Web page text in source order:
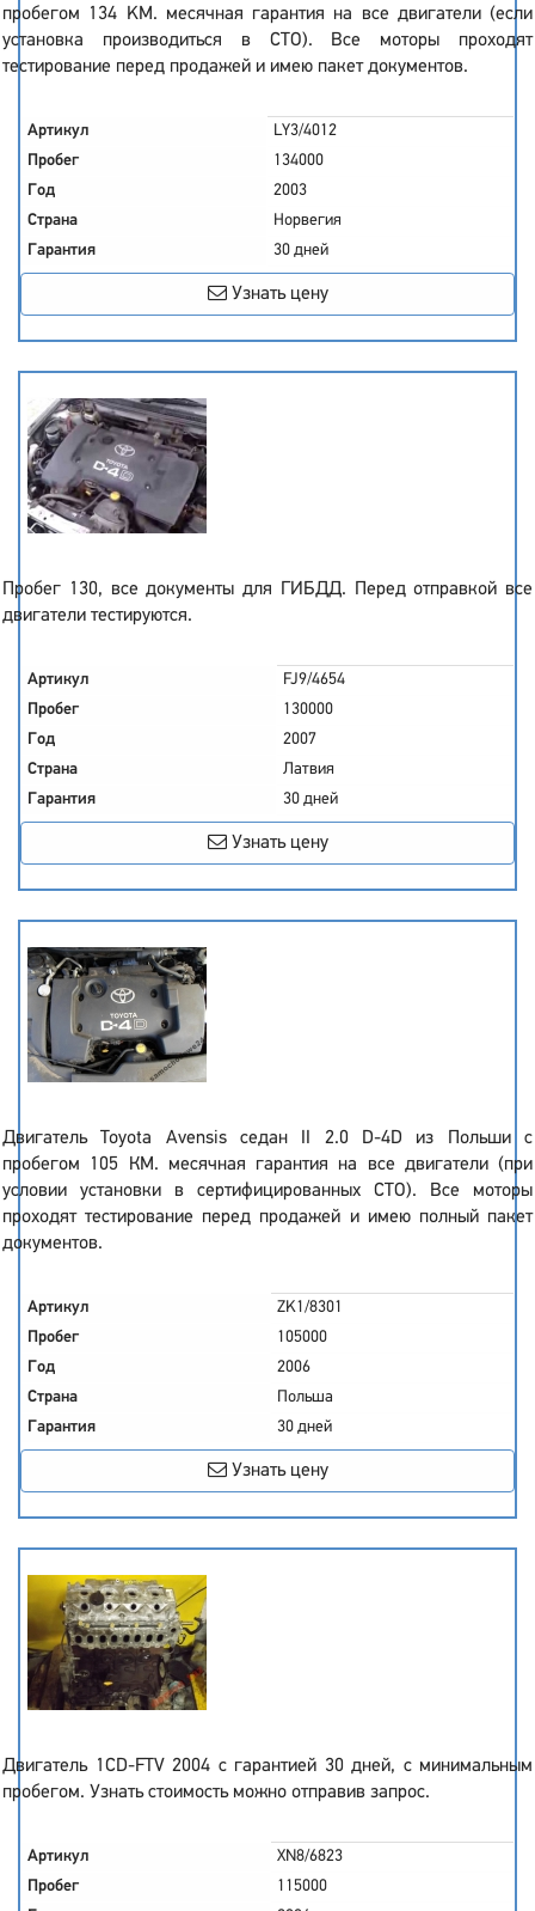
пробегом 134 KM. месячная гарантия на все двигатели (если
установка производиться в СТО). Все моторы проходят
тестирование перед продажей и имею пакет документов.
Артикул
LY3/4012
Пробег
134000
Год
2003
Страна
Норвегия
Гарантия
30 дней
Узнать цену
Пробег 130, все документы для ГИБДД. Перед отправкой все
двигатели тестируются.
Артикул
FJ9/4654
Пробег
130000
Год
2007
Страна
Латвия
Гарантия
30 дней
Узнать цену
Двигатель Toyota Avensis седан II 2.0 D-4D из Польши с
пробегом 105 КМ. месячная гарантия на все двигатели (при
условии установки в сертифицированных СТО). Все моторы
проходят тестирование перед продажей и имею полный пакет
документов.
Артикул
ZK1/8301
Пробег
105000
Год
2006
Страна
Польша
Гарантия
30 дней
Узнать цену
Двигатель 1CD-FTV 2004 с гарантией 30 дней, с минимальным
пробегом. Узнать стоимость можно отправив запрос.
Артикул
XN8/6823
Пробег
115000